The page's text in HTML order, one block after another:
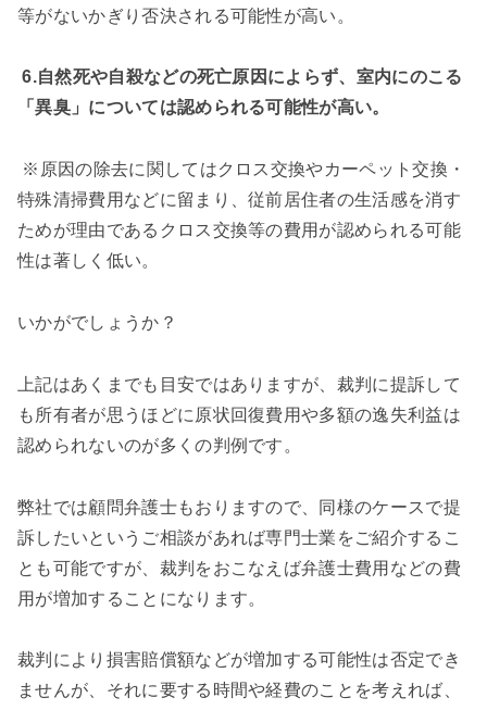
等がないかぎり否決される可能性が高い。
6.自然死や自殺などの死亡原因によらず、室内にのこる
「異臭」については認められる可能性が高い。
※原因の除去に関してはクロス交換やカーペット交換・
特殊清掃費用などに留まり、従前居住者の生活感を消す
ためが理由であるクロス交換等の費用が認められる可能
性は著しく低い。
いかがでしょうか？
上記はあくまでも目安ではありますが、裁判に提訴して
も所有者が思うほどに原状回復費用や多額の逸失利益は
認められないのが多くの判例です。
弊社では顧問弁護士もおりますので、同様のケースで提
訴したいというご相談があれば専門士業をご紹介するこ
とも可能ですが、裁判をおこなえば弁護士費用などの費
用が増加することになります。
裁判により損害賠償額などが増加する可能性は否定でき
ませんが、それに要する時間や経費のことを考えれば、